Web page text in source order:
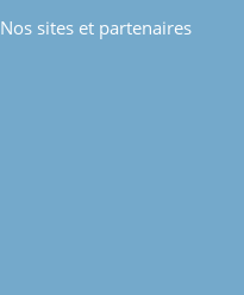
Nos sites et partenaires